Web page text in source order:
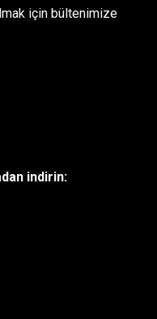
için bültenimize
indirin: